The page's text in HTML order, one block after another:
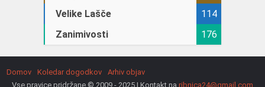
Velike Lašče
114
Zanimivosti
176
Domov Koledar dogodkov
Arhiv objav
Vse pravice pridržane © 2009 - 2025 | Kontakt na ribnica24@gmail.com